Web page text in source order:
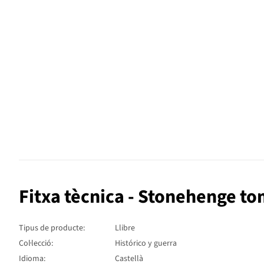
Fitxa tècnica - Stonehenge
Tipus de producte:
Llibre
Col·lecció:
Histórico y guerra
Idioma:
Castellà